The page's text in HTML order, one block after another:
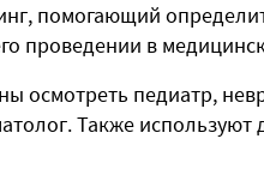
помогающий
проведении в
осмотреть педиатр,
Также